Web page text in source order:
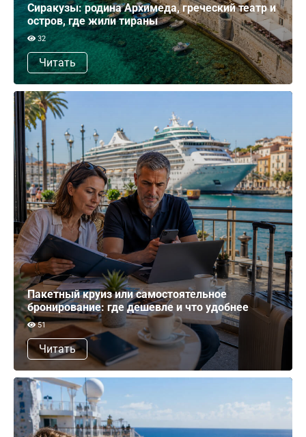
Сиракузы: родина Архимеда, греческий театр и
остров, где жили тираны
32
Читать
Пакетный круиз или самостоятельное
бронирование: где дешевле и что удобнее
51
Читать